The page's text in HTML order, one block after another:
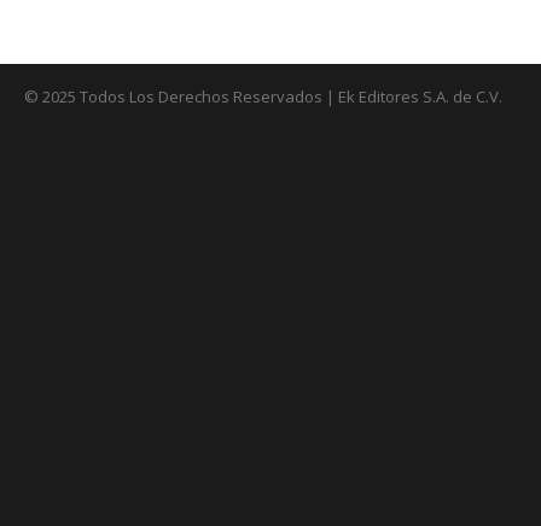
© 2025 Todos Los Derechos Reservados | Ek Editores S.A. de C.V.